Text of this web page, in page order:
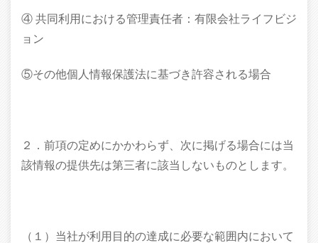
④ 共同利用における管理責任者：有限会社ライフビジ
ョン
⑤その他個人情報保護法に基づき許容される場合
２．前項の定めにかかわらず、次に掲げる場合には当
該情報の提供先は第三者に該当しないものとします。
（１）当社が利用目的の達成に必要な範囲内において